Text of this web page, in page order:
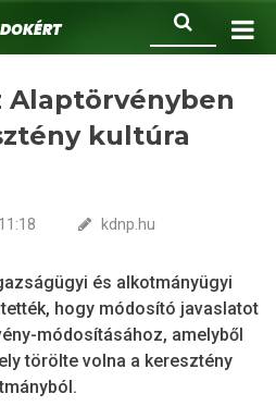
Alaptörvényben
kultúra
kdnp.hu
és alkotmányügyi
hogy módosító javaslatot
módosításához, amelyből
törölte volna a keresztény